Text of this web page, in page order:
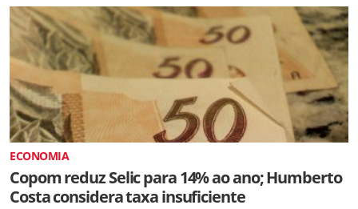
ECONOMIA
Copom reduz Selic para 14% ao ano; Humberto
Costa considera taxa insuficiente